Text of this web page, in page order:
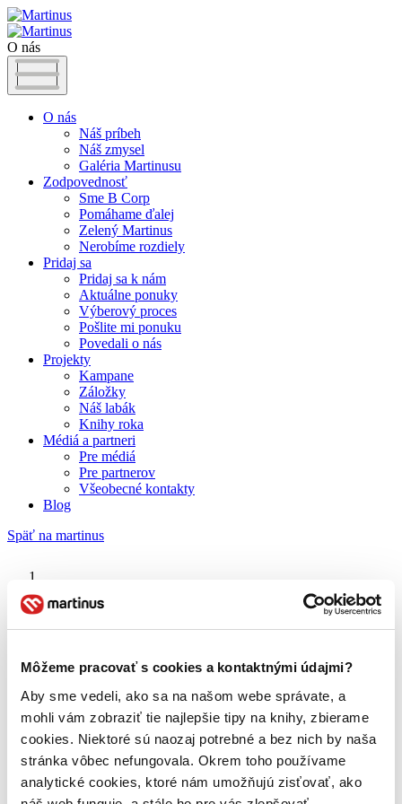
Môžeme pracovať s cookies a kontaktnými údajmi?
Aby sme vedeli, ako sa na našom webe správate, a
mohli vám zobraziť tie najlepšie tipy na knihy, zbierame
cookies. Niektoré sú naozaj potrebné a bez nich by naša
stránka vôbec nefungovala. Okrem toho používame
analytické cookies, ktoré nám umožňujú zisťovať, ako
O nás
O nás
Náš príbeh
Náš zmysel
Galéria Martinusu
Zodpovednosť
Sme B Corp
Pomáhame ďalej
Zelený Martinus
Nerobíme rozdiely
Pridaj sa
Pridaj sa k nám
Aktuálne ponuky
Výberový proces
Pošlite mi ponuku
Povedali o nás
Projekty
Kampane
Záložky
Náš labák
Knihy roka
Médiá a partneri
Pre médiá
Pre partnerov
Všeobecné kontakty
Blog
Späť na martinus
50 Cent
O nás
Náš príbeh
Galéria Martinusu
Zodpovednosť
Sme B Corp